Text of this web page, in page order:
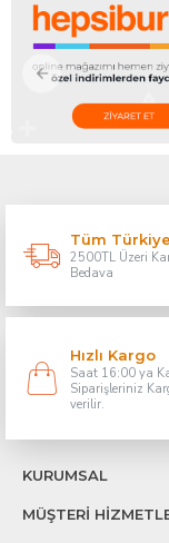
Tüm
2500TL Üzeri
Bedava
Hızlı Kargo
Saat 16:00 ya
Siparişleriniz
verilir.
KURUMSAL
MÜŞTERİ